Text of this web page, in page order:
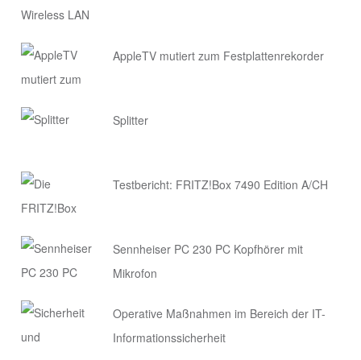
AppleTV mutiert zum Festplattenrekorder
Splitter
Testbericht: FRITZ!Box 7490 Edition A/CH
Sennheiser PC 230 PC Kopfhörer mit
Mikrofon
Operative Maßnahmen im Bereich der IT-
Informationssicherheit